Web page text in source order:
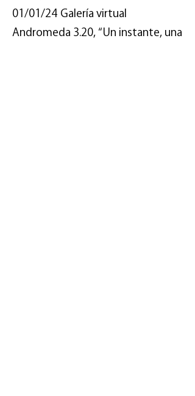
01/01/24 Galería virtual
Andromeda 3.20, “Un instante, una